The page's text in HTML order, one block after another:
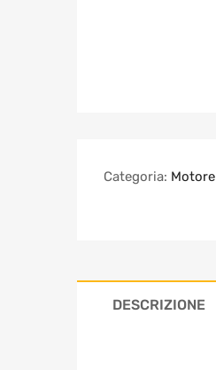
Categoria: Motore
DESCRIZIONE